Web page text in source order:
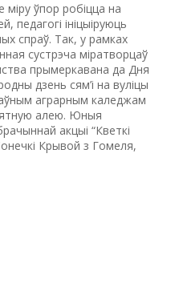
ўпор робіцца на
педагогі ініцыіруюць
спраў. Так, у рамках
сустрэча міратворцаў
прымеркавана да Дня
дзень сям’і на вуліцы
аграрным кале­джам
алею. Юныя
акцыі “Кветкі
Крывой з Гомеля,